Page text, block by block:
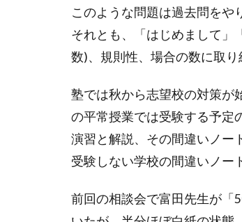
このような問題は過去問をや
それとも、「はじめまして」
数)、規則性、場合の数に取
塾では秋から志望校の対策が
の平常授業では受験する予定
演習と解説、その間違いノー
受験しない学校の間違いノー
前回の相談会で富田先生が「